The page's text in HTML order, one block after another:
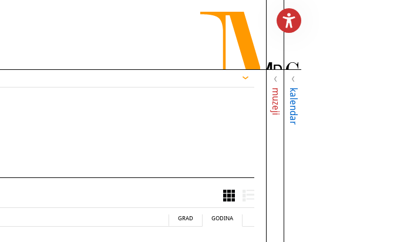
muzeji kalendar
GRAD GODINA